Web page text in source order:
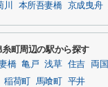
川 本所吾妻橋 京成曳舟
町周辺の駅から探す
橋 亀戸 浅草 住吉 両国
稲荷町 馬喰町 平井